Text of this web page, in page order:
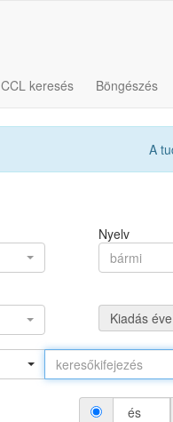
CCL keresés Böngészés
A
Nyelv
bármi
Kiadás éve
és